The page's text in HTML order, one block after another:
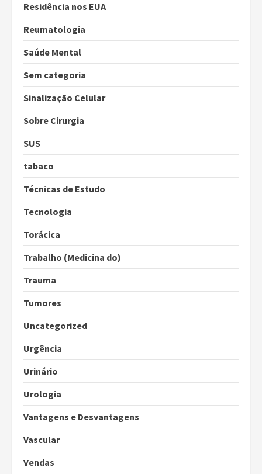
Residência nos EUA
Reumatologia
Saúde Mental
Sem categoria
Sinalização Celular
Sobre Cirurgia
SUS
tabaco
Técnicas de Estudo
Tecnologia
Torácica
Trabalho (Medicina do)
Trauma
Tumores
Uncategorized
Urgência
Urinário
Urologia
Vantagens e Desvantagens
Vascular
Vendas